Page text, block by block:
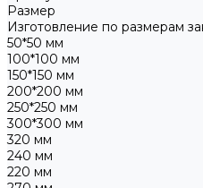
Размер
Изготовление по размерам
50*50 мм
100*100 мм
150*150 мм
200*200 мм
250*250 мм
300*300 мм
320 мм
240 мм
220 мм